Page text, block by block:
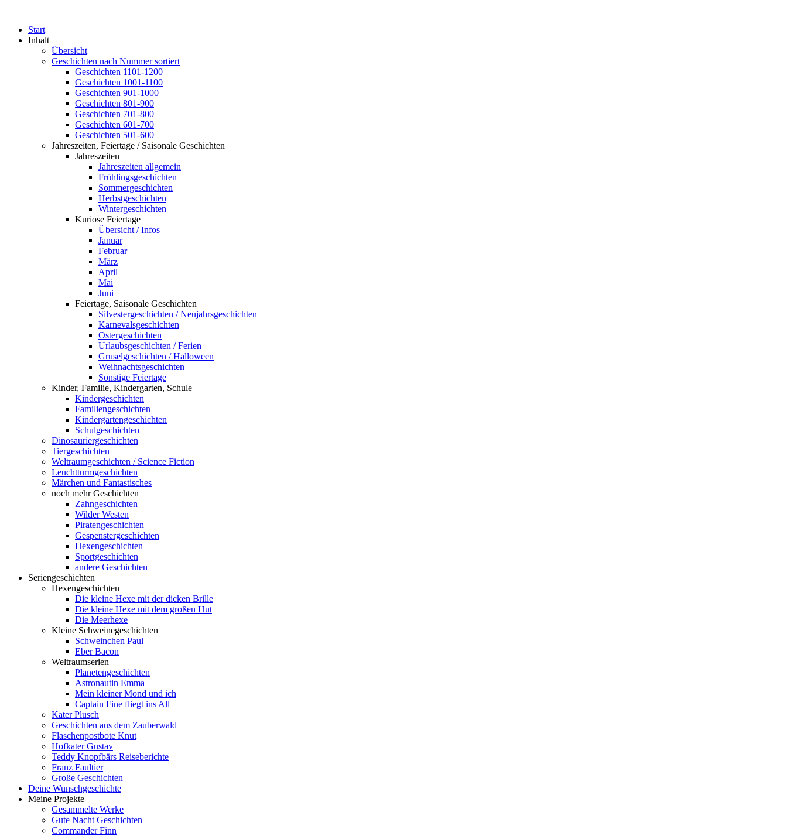
Start
Inhalt
Übersicht
Geschichten nach Nummer sortiert
Geschichten 1101-1200
Geschichten 1001-1100
Geschichten 901-1000
Geschichten 801-900
Geschichten 701-800
Geschichten 601-700
Geschichten 501-600
Jahreszeiten, Feiertage / Saisonale Geschichten
Jahreszeiten
Jahreszeiten allgemein
Frühlingsgeschichten
Sommergeschichten
Herbstgeschichten
Wintergeschichten
Kuriose Feiertage
Übersicht / Infos
Januar
Februar
März
April
Mai
Juni
Feiertage, Saisonale Geschichten
Silvestergeschichten / Neujahrsgeschichten
Karnevalsgeschichten
Ostergeschichten
Urlaubsgeschichten / Ferien
Gruselgeschichten / Halloween
Weihnachtsgeschichten
Sonstige Feiertage
Kinder, Familie, Kindergarten, Schule
Kindergeschichten
Familiengeschichten
Kindergartengeschichten
Schulgeschichten
Dinosauriergeschichten
Tiergeschichten
Weltraumgeschichten / Science Fiction
Leuchtturmgeschichten
Märchen und Fantastisches
noch mehr Geschichten
Zahngeschichten
Wilder Westen
Piratengeschichten
Gespenstergeschichten
Hexengeschichten
Sportgeschichten
andere Geschichten
Seriengeschichten
Hexengeschichten
Die kleine Hexe mit der dicken Brille
Die kleine Hexe mit dem großen Hut
Die Meerhexe
Kleine Schweinegeschichten
Schweinchen Paul
Eber Bacon
Weltraumserien
Planetengeschichten
Astronautin Emma
Mein kleiner Mond und ich
Captain Fine fliegt ins All
Kater Plusch
Geschichten aus dem Zauberwald
Flaschenpostbote Knut
Hofkater Gustav
Teddy Knopfbärs Reiseberichte
Franz Faultier
Große Geschichten
Deine Wunschgeschichte
Meine Projekte
Gesammelte Werke
Gute Nacht Geschichten
Commander Finn